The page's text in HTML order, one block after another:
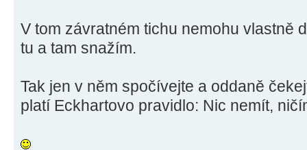
V tom závratném tichu nemohu vlastně
tu a tam snažím.
Tak jen v něm spočívejte a oddaně
platí Eckhartovo pravidlo: Nic nemít,